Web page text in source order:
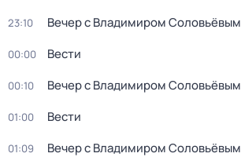
23:10 Вечер с Владимиром Соловьёвым
00:00 Вести
00:10 Вечер с Владимиром Соловьёвым
01:00 Вести
01:09 Вечер с Владимиром Соловьёвым